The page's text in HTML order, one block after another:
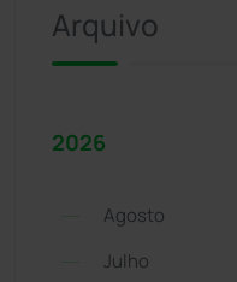
Arquivo
2026
Agosto
Julho